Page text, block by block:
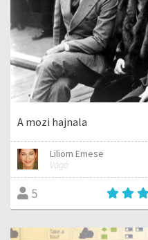
A mozi hajnala
Liliom Emese
Vágó
5